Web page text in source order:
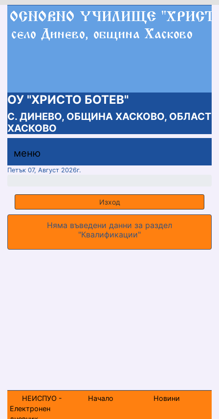
ОУ "ХРИСТО БОТЕВ"
С. ДИНЕВО, ОБЩИНА ХАСКОВО, ОБЛАСТ
ХАСКОВО
меню горно
меню
меню
Петък 07, Август 2026г.
Изход
Няма въведени данни за раздел
"Квалификации"
НЕИСПУО -
Електронен
Начало Новини